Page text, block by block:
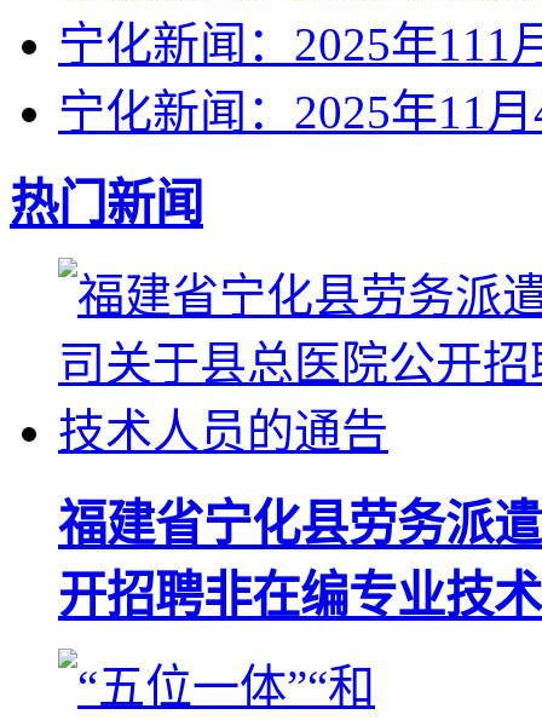
宁化新闻：2025年111
宁化新闻：2025年11
热门新闻
福建省宁化县劳务派
开招聘非在编专业技